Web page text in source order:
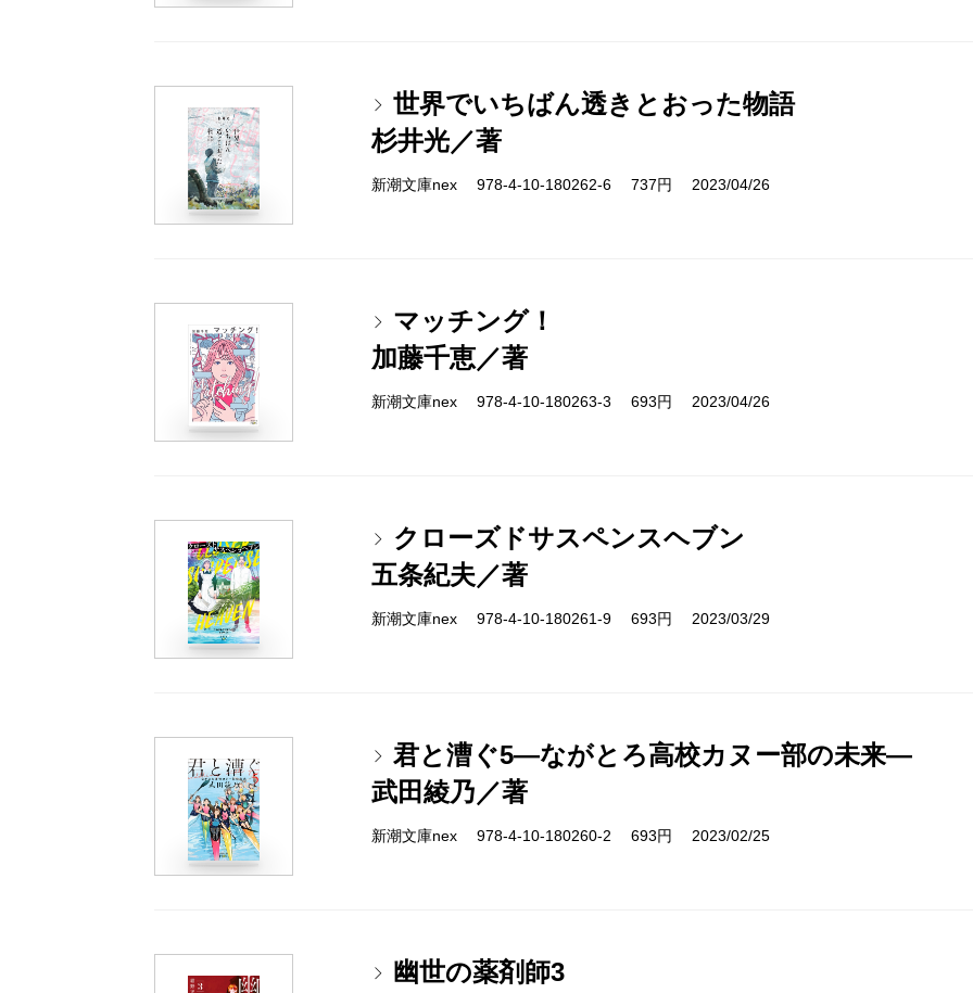
世界でいちばん透きとおった物語
杉井光／著
新潮文庫nex 978-4-10-180262-6 737円 2023/04/26
マッチング！
加藤千恵／著
新潮文庫nex 978-4-10-180263-3 693円 2023/04/26
クローズドサスペンスヘブン
五条紀夫／著
新潮文庫nex 978-4-10-180261-9 693円 2023/03/29
君と漕ぐ5―ながとろ高校カヌー部の未来―
武田綾乃／著
新潮文庫nex 978-4-10-180260-2 693円 2023/02/25
幽世の薬剤師3